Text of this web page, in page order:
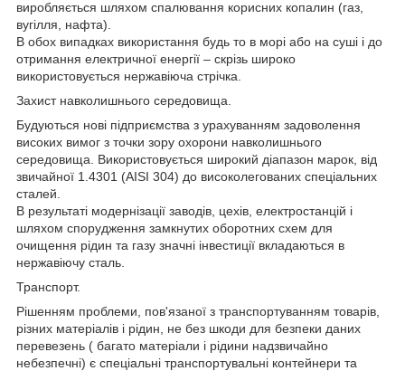
виробляється шляхом спалювання корисних копалин (газ,
вугілля, нафта).
В обох випадках використання будь то в морі або на суші і до
отримання електричної енергії – скрізь широко
використовується нержавіюча стрічка.
Захист навколишнього середовища.
Будуються нові підприємства з урахуванням задоволення
високих вимог з точки зору охорони навколишнього
середовища. Використовується широкий діапазон марок, від
звичайної 1.4301 (AISI 304) до високолегованих спеціальних
сталей.
В результаті модернізації заводів, цехів, електростанцій і
шляхом спорудження замкнутих оборотних схем для
очищення рідин та газу значні інвестиції вкладаються в
нержавіючу сталь.
Транспорт.
Рішенням проблеми, пов'язаної з транспортуванням товарів,
різних матеріалів і рідин, не без шкоди для безпеки даних
перевезень ( багато матеріали і рідини надзвичайно
небезпечні) є спеціальні транспортувальні контейнери та